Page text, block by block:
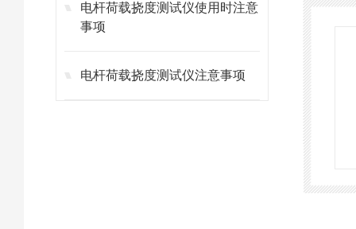
电杆荷载挠度测试仪使用时注意
事项
电杆荷载挠度测试仪注意事项